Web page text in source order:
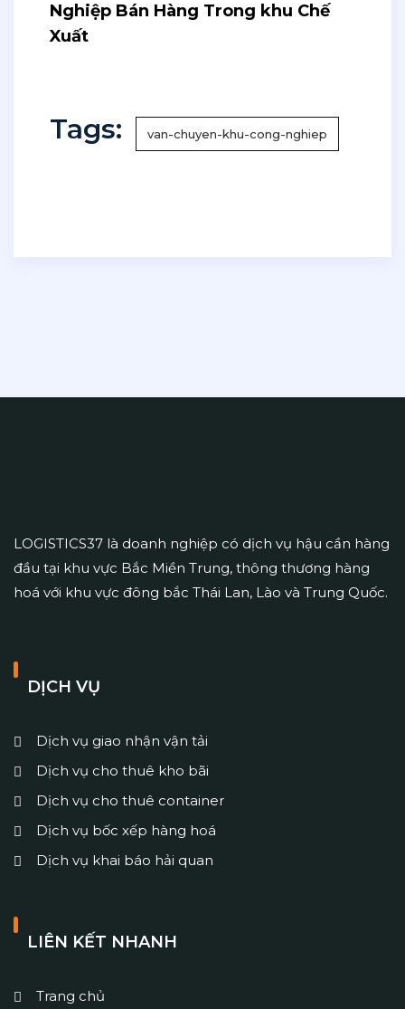
Nghiệp Bán Hàng Trong khu Chế
Xuất
Tags: van-chuyen-khu-cong-nghiep
LOGISTICS37 là doanh nghiệp có dịch vụ hậu cần hàng
đầu tại khu vực Bắc Miền Trung, thông thương hàng
hoá với khu vực đông bắc Thái Lan, Lào và Trung Quốc.
DỊCH VỤ
Dịch vụ giao nhận vận tải
Dịch vụ cho thuê kho bãi
Dịch vụ cho thuê container
Dịch vụ bốc xếp hàng hoá
Dịch vụ khai báo hải quan
LIÊN KẾT NHANH
Trang chủ